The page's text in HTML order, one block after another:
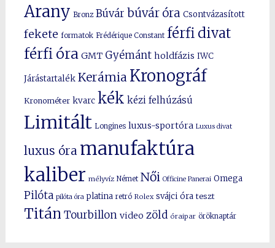
Arany Bronz Búvár búvár óra Csontvázasított
fekete formatok Frédérique Constant férfi divat
férfi óra GMT Gyémánt holdfázis IWC
Járástartalék Kerámia Kronográf
Kronométer kvarc kék kézi felhúzású
Limitált Longines luxus-sportóra Luxus divat
luxus óra manufaktúra
kaliber mélyvíz Német Női Officine Panerai Omega
Pilóta pilóta óra platina retró Rolex svájci óra teszt
Titán Tourbillon video zöld óraipar öröknaptár